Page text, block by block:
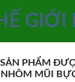
SẢN PHẨM
NHÔM MŨI